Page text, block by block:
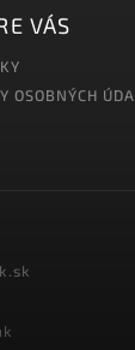
VÁS
OSOBNÝCH